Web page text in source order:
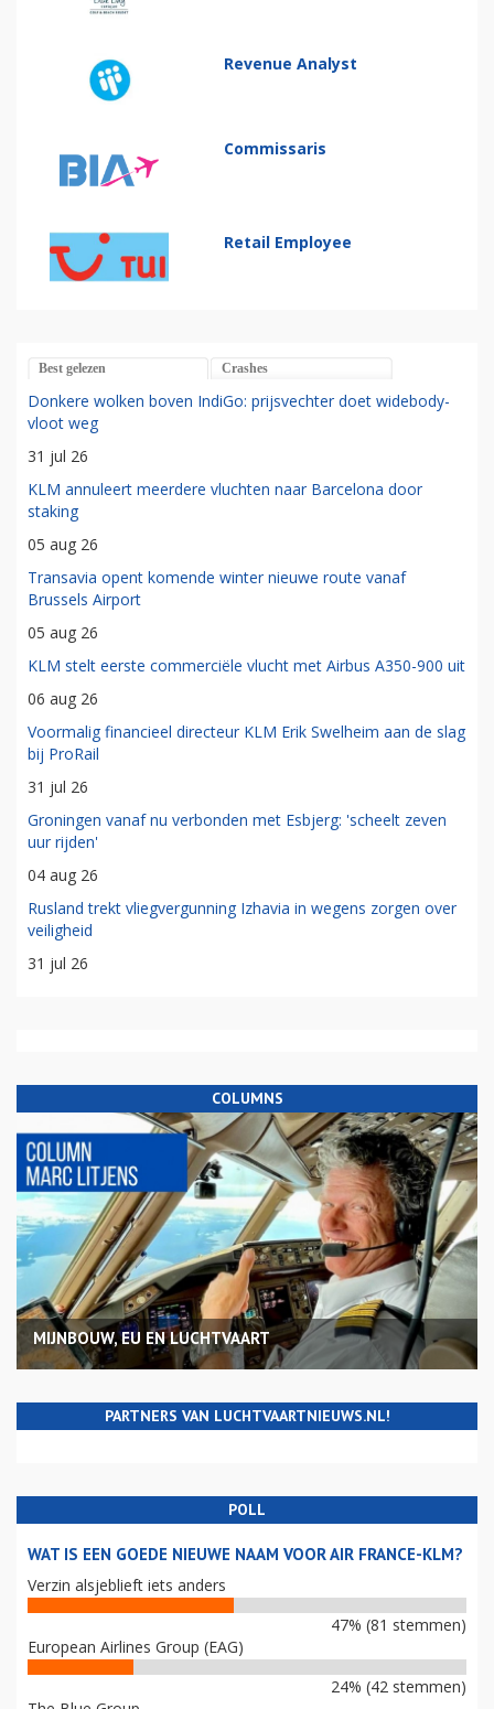
Revenue Analyst
Commissaris
Retail Employee
Best gelezen Crashes
Donkere wolken boven IndiGo: prijsvechter doet widebody-
vloot weg
31 jul 26
KLM annuleert meerdere vluchten naar Barcelona door
staking
05 aug 26
Transavia opent komende winter nieuwe route vanaf
Brussels Airport
05 aug 26
KLM stelt eerste commerciële vlucht met Airbus A350-900 uit
06 aug 26
Voormalig financieel directeur KLM Erik Swelheim aan de slag
bij ProRail
31 jul 26
Groningen vanaf nu verbonden met Esbjerg: 'scheelt zeven
uur rijden'
04 aug 26
Rusland trekt vliegvergunning Izhavia in wegens zorgen over
veiligheid
31 jul 26
COLUMNS
MIJNBOUW, EU EN LUCHTVAART
PARTNERS VAN LUCHTVAARTNIEUWS.NL!
POLL
WAT IS EEN GOEDE NIEUWE NAAM VOOR AIR FRANCE-KLM?
Verzin alsjeblieft iets anders
47% (81 stemmen)
European Airlines Group (EAG)
24% (42 stemmen)